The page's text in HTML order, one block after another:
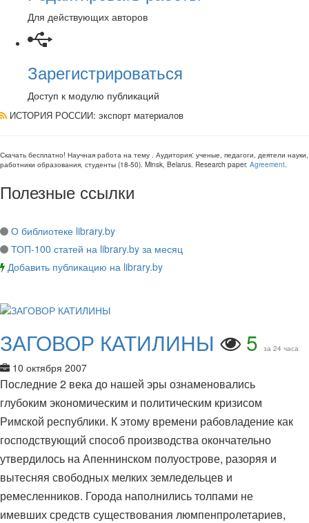
Для действующих авторов
Зарегистрироваться
Доступ к модулю публикаций
ИСТОРИЯ РОССИИ: экспорт материалов
Скачать бесплатно! Научная работа на тему . Аудитория: ученые, педагоги, деятели науки,
работники образования, студенты (18-50). Minsk, Belarus. Research paper. Agreement.
Полезные ссылки
О библиотеке library.by
ТОП-100 статей на library.by за месяц
Добавить публикацию на library.by
ЗАГОВОР КАТИЛИНЫ 5 за 24 часа
10 октября 2007
Последние 2 века до нашей эры ознаменовались
глубоким экономическим и политическим кризисом
Римской республики. К этому времени рабовладение как
господствующий способ производства окончательно
утвердилось на Апеннинском полуострове, разоряя и
вытесняя свободных мелких земледельцев и
ремесленников. Города наполнились толпами не
имевших средств существования люмпенпролетариев,